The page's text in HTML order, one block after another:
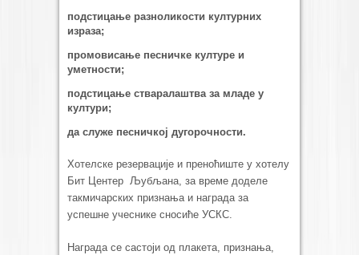
подстицање разноликости културних
израза;
промовисање песничке културе и
уметности;
подстицање стваралаштва за младе у
култури;
да служе песничкој дугорочности.
Хотелске резервације и преноћиште у хотелу
Бит Центер Љубљана, за време доделе
такмичарских признања и награда за
успешне учеснике сносиће УСКС.
Награда се састоји од плакета, признања,